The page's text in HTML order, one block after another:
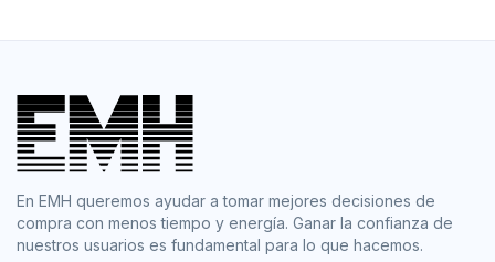
En EMH queremos ayudar a tomar mejores decisiones de
compra con menos tiempo y energía. Ganar la confianza de
nuestros usuarios es fundamental para lo que hacemos.